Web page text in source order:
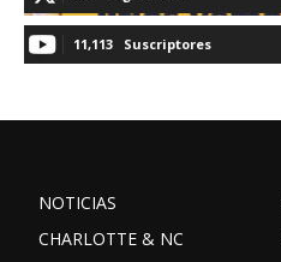
11,113 Suscriptores
NOTICIAS
CHARLOTTE & NC